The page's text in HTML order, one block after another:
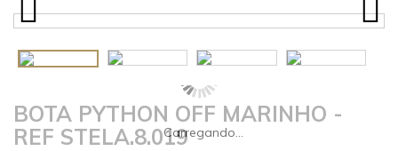
BOTA PYTHON OFF MARINHO -
REF STELA.8.019